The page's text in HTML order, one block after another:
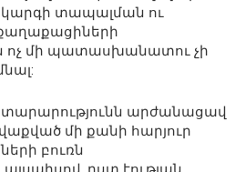
տապալման ու
ոչ մի պատասխանատու չի
արժանացավ
մի քանի հարյուր
բուռն